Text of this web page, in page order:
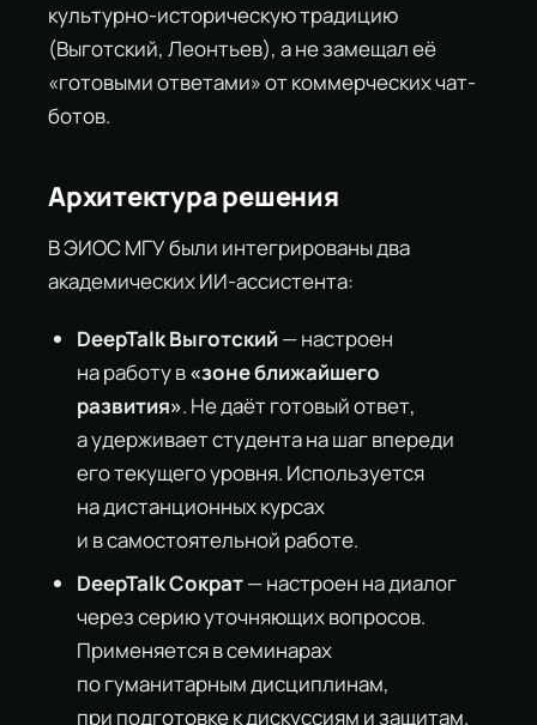
культурно-историческую традицию
(Выготский, Леонтьев), а не замещал её
«готовыми ответами» от коммерческих чат-
ботов.
Архитектура решения
В ЭИОС МГУ были интегрированы два
академических ИИ-ассистента:
DeepTalk Выготский— настроен
на работу в«зоне ближайшего
развития». Не даёт готовый ответ,
а удерживает студента на шаг впереди
его текущего уровня. Используется
на дистанционных курсах
и в самостоятельной работе.
DeepTalk Сократ— настроен на диалог
через серию уточняющих вопросов.
Применяется в семинарах
по гуманитарным дисциплинам,
при подготовке к дискуссиям и защитам.